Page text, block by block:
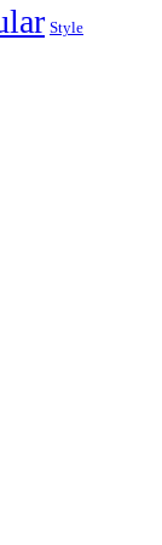
Style